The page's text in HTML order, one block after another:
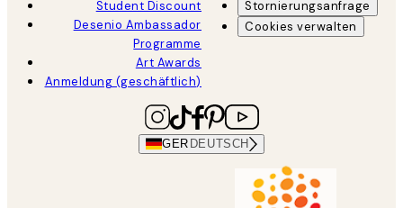
Student Discount
Desenio Ambassador
Programme
Art Awards
Anmeldung (geschäftlich)
Stornierungsanfrage
Cookies verwalten
GER DEUTSCH